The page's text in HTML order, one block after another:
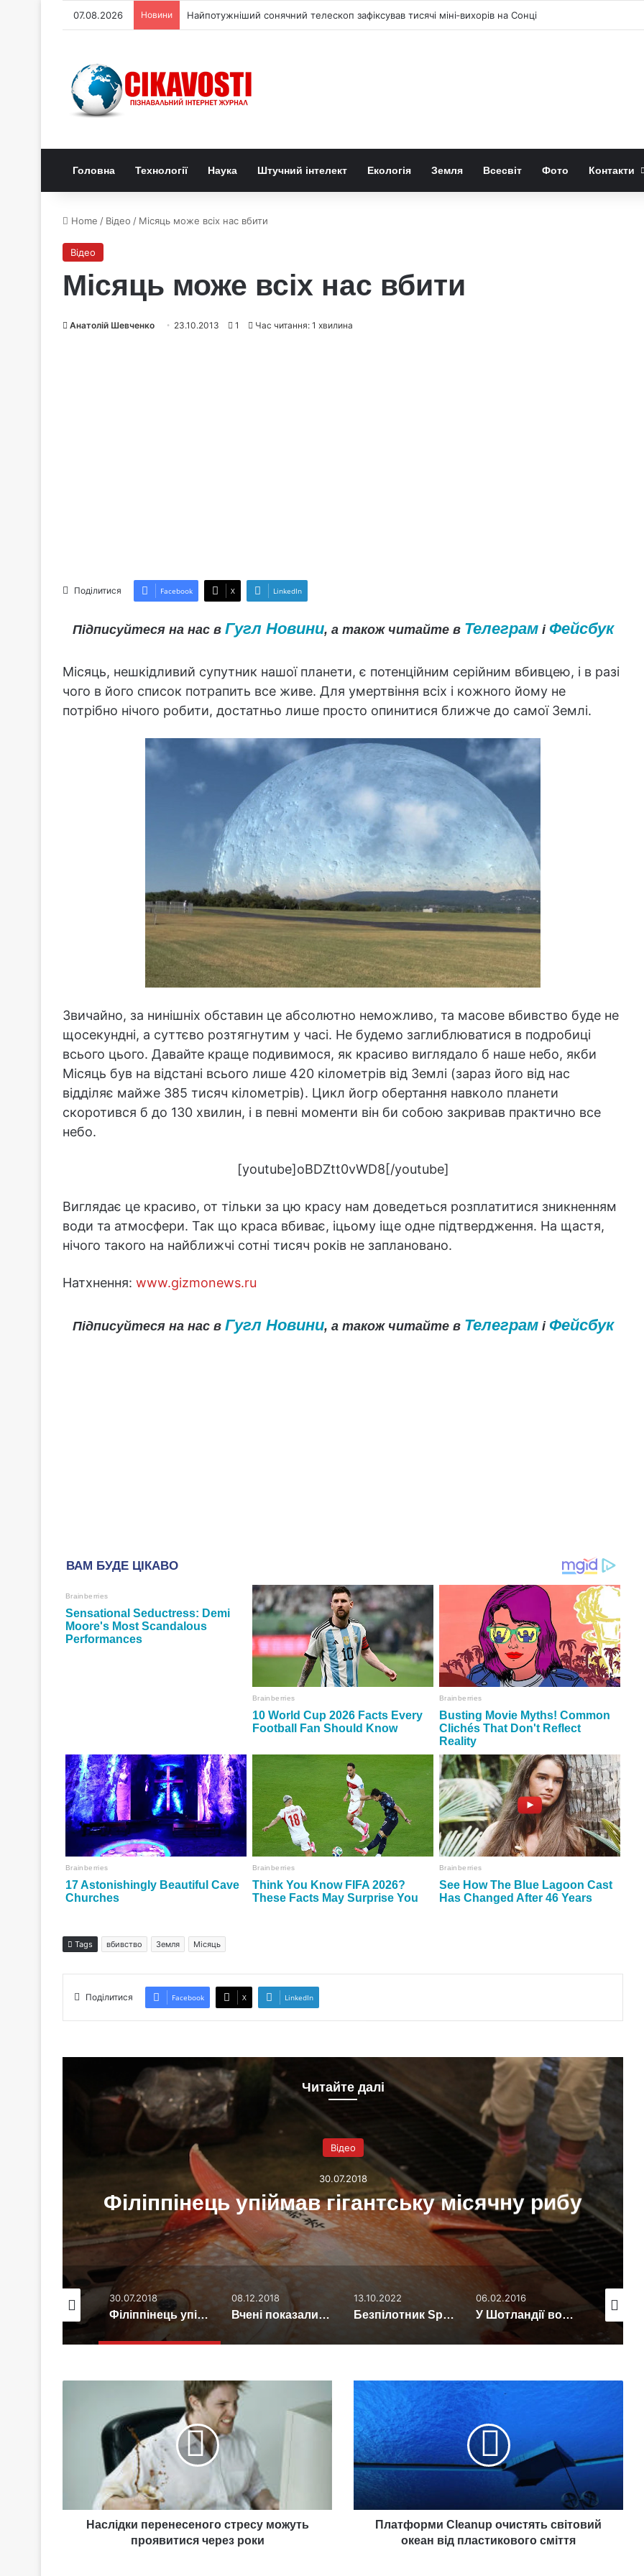
07.08.2026 Новини Найпотужніший сонячний телескоп зафіксував тисячі міні‑вихорів на Сонці
Головна Технології Наука Штучний інтелект Екологія Земля Всесвіт Фото Контакти
Home / Відео / Місяць може всіх нас вбити
Відео
Місяць може всіх нас вбити
Анатолій Шевченко 23.10.2013 1 Час читання: 1 хвилина
Поділитися Facebook X LinkedIn
Підписуйтеся на нас в Гугл Новини, а також читайте в Телеграмі Фейсбук
Місяць, нешкідливий супутник нашої планети, є потенційним серійним вбивцею, і в разі
чого в його список потрапить все живе. Для умертвіння всіх і кожного йому не
потрібно нічого робити, достатньо лише просто опинитися ближче до самої Землі.
Звичайно, за нинішніх обставин це абсолютно неможливо, та масове вбивство буде не
щосекундні, а суттєво розтягнутим у часі. Не будемо заглиблюватися в подробиці
всього цього. Давайте краще подивимося, як красиво виглядало б наше небо, якби
Місяць був на відстані всього лише 420 кілометрів від Землі (зараз його від нас
відділяє майже 385 тисяч кілометрів). Цикл йогр обертання навколо планети
скоротився б до 130 хвилин, і в певні моменти він би собою закривав практично все
небо.
[youtube]oBDZtt0vWD8[/youtube]
Виглядає це красиво, от тільки за цю красу нам доведеться розплатитися зникненням
води та атмосфери. Так що краса вбиває, іцьому іще одне підтвердження. На щастя,
нічого такого на найближчі сотні тисяч років не заплановано.
Натхнення: www.gizmonews.ru
Підписуйтеся на нас в Гугл Новини, а також читайте в Телеграмі Фейсбук
Tags вбивство Земля Місяць
Поділитися Facebook X LinkedIn
Читайте далі
Відео
30.07.2018
Філіппінець упіймав гігантську місячну рибу
30.07.2018
Філіппінець упіймав гігантську місячну рибу
08.12.2018
Вчені показали, що буде, якщо гігантський метеорит вріжеться в Землю
13.10.2022
Безпілотник SpaceX показав величезну “космічну медузу” (відео)
06.02.2016
У Шотландії водоспади потекли назад (відео)
19.10.2016
проявитися
Наслідки перенесеного стресу можуть
проявитися через роки
Cleanup
очистять
світовий
океан
від
пластикового
сміття
Платформи Cleanup очистять світовий
океан від пластикового сміття